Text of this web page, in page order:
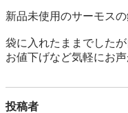
新品未使用のサーモスの
袋に入れたままでしたが
お値下げなど気軽にお声
投稿者